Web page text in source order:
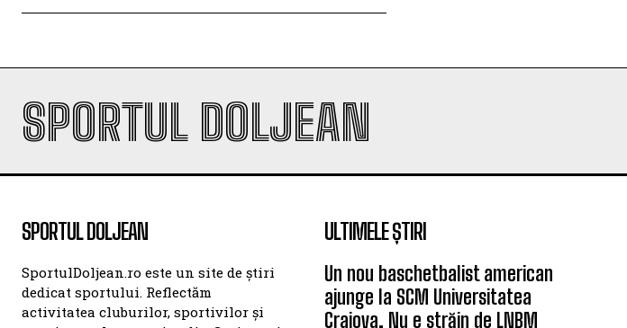
SPORTUL DOLJEAN
SPORTUL DOLJEAN
SportulDoljean.ro este un site de știri
dedicat sportului. Reflectăm
activitatea cluburilor, sportivilor și
ULTIMELE ȘTIRI
Un nou baschetbalist american
ajunge la SCM Universitatea
Craiova. Nu e străin de LNBM